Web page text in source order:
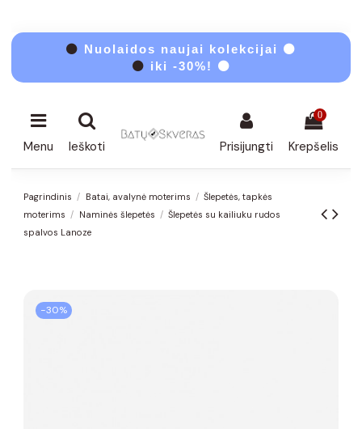
⚫ Nuolaidos naujai kolekcijai ⚫
⚫ iki -30%! ⚫
Menu Ieškoti Prisijungti
0
Krepšelis
Pagrindinis Batai, avalynė moterims
Šlepetės, tapkės
moterims
Naminės šlepetės
Šlepetės su kailiuku rudos
spalvos Lanoze
−30%